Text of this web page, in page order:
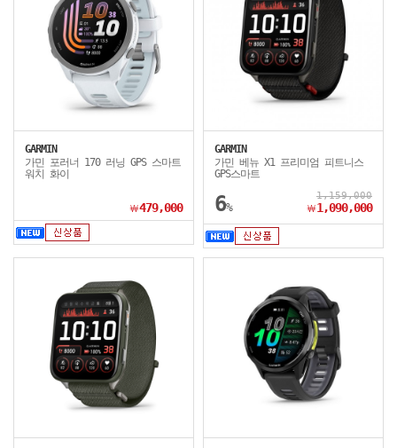
GARMIN
가민 포러너 170 러닝 GPS 스마트
워치 화이
￦479,000
GARMIN
가민 베뉴 X1 프리미엄 피트니스
GPS스마트
6%
1,159,000
￦1,090,000